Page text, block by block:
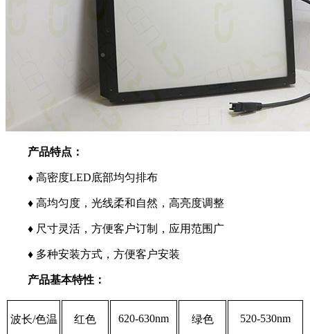
产品特点：
♦ 高密度LED底部均匀排布
♦ 高均匀度，光线柔和自然，高亮度调整
♦ 尺寸灵活，方便客户订制，应用范围广
♦ 多种安装方式，方便客户安装
产品基本特性：
波长/色温 红色 620-630nm 绿色 520-530nm